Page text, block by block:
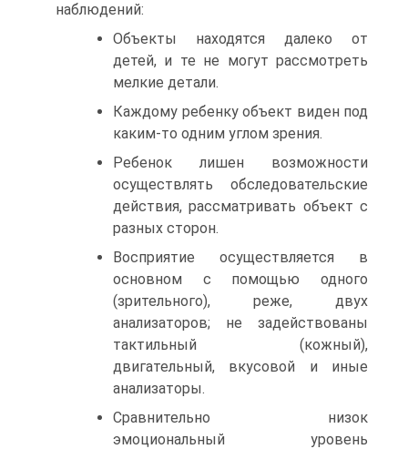
наблюдений:
Объекты находятся далеко от
детей, и те не могут рассмотреть
мелкие детали.
Каждому ребенку объект виден под
каким-то одним углом зрения.
Ребенок лишен возможности
осуществлять обследовательские
действия, рассматривать объект с
разных сторон.
Восприятие осуществляется в
основном с помощью одного
(зрительного), реже, двух
анализаторов; не задействованы
тактильный (кожный),
двигательный, вкусовой и иные
анализаторы.
Сравнительно низок
эмоциональный уровень